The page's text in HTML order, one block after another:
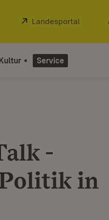
Extern:
Landesportal
Service
-
in